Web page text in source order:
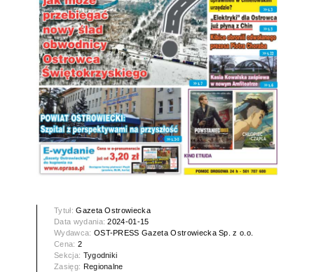
Tytuł:Gazeta Ostrowiecka
Data wydania:2024-01-15
Wydawca: OST-PRESS Gazeta Ostrowiecka Sp. z o.o.
Cena: 2
Sekcja: Tygodniki
Zasięg: Regionalne